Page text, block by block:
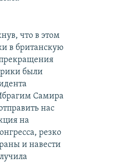
что в этом
в британскую
были
Самира
нас
на
резко
и навести